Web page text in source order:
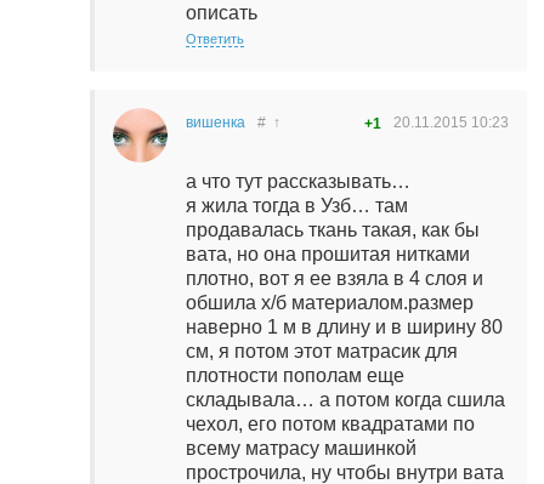
описать
Ответить
вишенка 20.11.2015 10:23
# ↑ +1
а что тут рассказывать…
я жила тогда в Узб… там
продавалась ткань такая, как бы
вата, но она прошитая нитками
плотно, вот я ее взяла в 4 слоя и
обшила х/б материалом.размер
наверно 1 м в длину и в ширину 80
см, я потом этот матрасик для
плотности пополам еще
складывала… а потом когда сшила
чехол, его потом квадратами по
всему матрасу машинкой
прострочила, ну чтобы внутри вата